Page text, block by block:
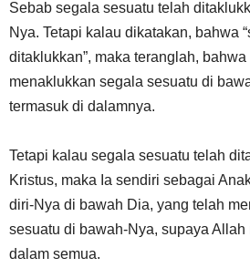
Sebab segala sesuatu telah
Nya. Tetapi kalau dikatakan, bahwa
ditaklukkan”, maka teranglah,
menaklukkan segala sesuatu di
termasuk di dalamnya.
Tetapi kalau segala sesuatu telah
Kristus, maka Ia sendiri sebagai
diri-Nya di bawah Dia, yang telah
sesuatu di bawah-Nya, supaya
dalam semua.